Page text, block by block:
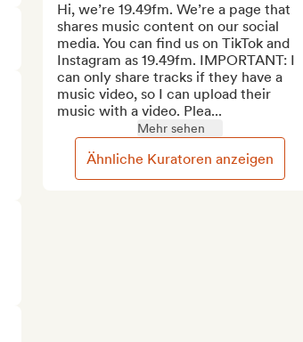
Hi, we’re 19.49fm. We’re a page that
shares music content on our social
media. You can find us on TikTok and
Instagram as 19.49fm. IMPORTANT: I
can only share tracks if they have a
music video, so I can upload their
music with a video. Plea...
Mehr sehen
Ähnliche Kuratoren anzeigen